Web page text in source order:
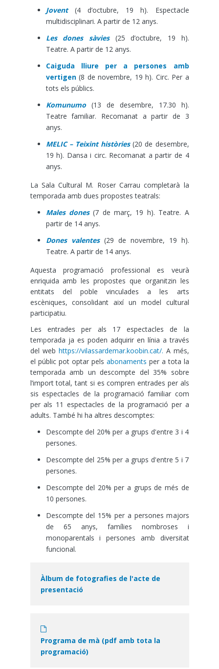
Jovent(4 d’octubre, 19 h). Espectacle
multidisciplinari. A partir de 12 anys.
Les dones sàvies(25 d’octubre, 19 h).
Teatre. A partir de 12 anys.
Caiguda lliure per a persones amb
vertigen (8 de novembre, 19 h). Circ. Per a
tots els públics.
Komunumo(13 de desembre, 17.30 h).
Teatre familiar. Recomanat a partir de 3
anys.
MELIC – Teixint històries(20 de desembre,
19 h). Dansa i circ. Recomanat a partir de 4
anys.
La Sala Cultural M. Roser Carrau completarà la
temporada amb dues propostes teatrals:
Males dones(7 de març, 19 h). Teatre. A
partir de 14 anys.
Dones valentes(29 de novembre, 19 h).
Teatre. A partir de 14 anys.
Aquesta programació professional es veurà
enriquida amb les propostes que organitzin les
entitats del poble vinculades a les arts
escèniques, consolidant així un model cultural
participatiu.
Les entrades per als 17 espectacles de la
temporada ja es poden adquirir en línia a través
del web https://vilassardemar.koobin.cat/. A més,
el públic pot optar pels abonaments per a tota la
temporada amb un descompte del 35% sobre
l’import total, tant si es compren entrades per als
sis espectacles de la programació familiar com
per als 11 espectacles de la programació per a
adults. També hi ha altres descomptes:
Descompte del 20% per a grups d'entre 3 i 4
persones.
Descompte del 25% per a grups d'entre 5 i 7
persones.
Descompte del 20% per a grups de més de
10 persones.
Descompte del 15% per a persones majors
de 65 anys, famílies nombroses i
monoparentals i persones amb diversitat
funcional.
Àlbum de fotografies de l'acte de
presentació
Document
Programa de mà (pdf amb tota la
programació)